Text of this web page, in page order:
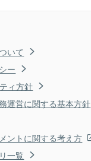
いて
ー
ィ方針
運営に関する基本方針
ントに関する考え方
一覧